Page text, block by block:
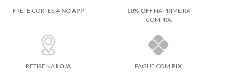
FRETE CORTESIA NO APP 10% OFFNA PRIMEIRA
COMPRA
RETIRE NA LOJA PAGUE COM PIX